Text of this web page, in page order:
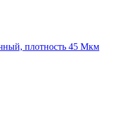
плотность 45 Мкм